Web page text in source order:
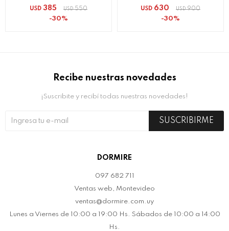
USD 385 USD 550
30
USD 630 USD 900
30
DORMIRE
097 682 711
Ventas web, Montevideo
ventas@dormire.com.uy
Lunes a Viernes de 10:00 a 19:00 Hs. Sábados de 10:00 a 14:00
Hs.
Recibe nuestras novedades
¡Suscribite y recibí todas nuestras novedades!
SUSCRIBIRME